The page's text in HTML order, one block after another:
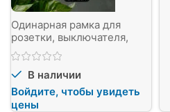
Одинарная рамка для
розетки, выключателя,
бирюзовый стекло, серия
Elitra Plus
В наличии
Войдите, чтобы увидеть
цены